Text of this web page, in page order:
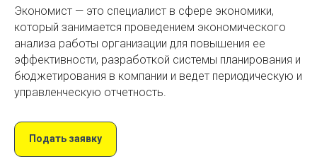
Экономист — это специалист в сфере экономики,
который занимается проведением экономического
анализа работы организации для повышения ее
эффективности, разработкой системы планирования и
бюджетирования в компании и ведет периодическую и
управленческую отчетность.
Подать заявку